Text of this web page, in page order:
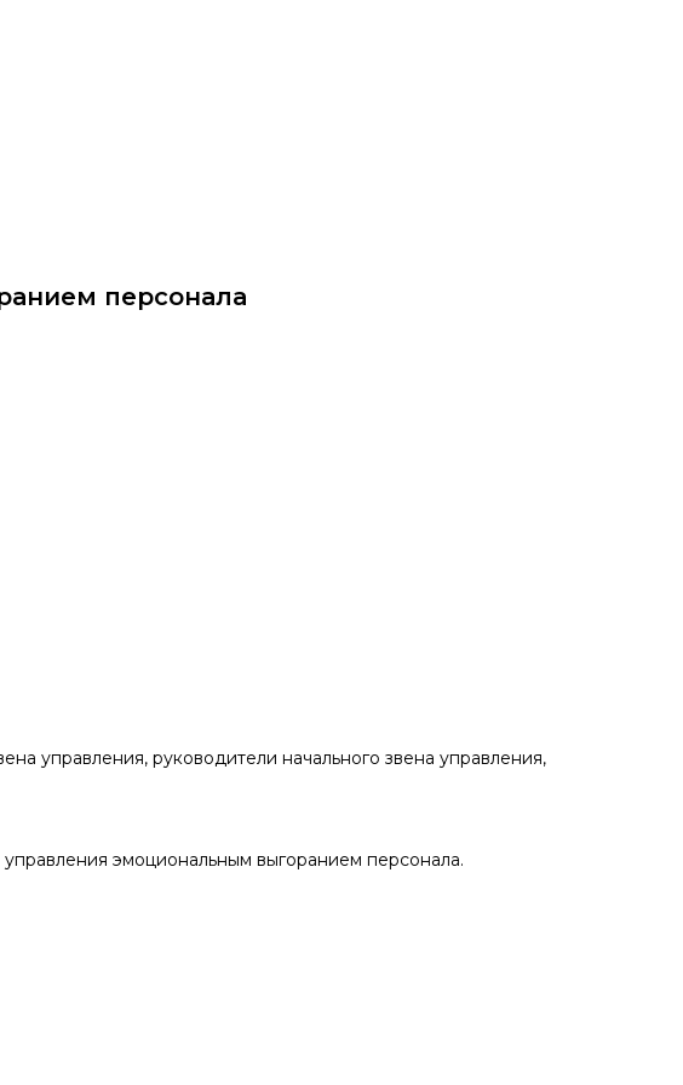
персонала
управления, руководители начального звена управления,
эмоциональным выгоранием персонала.